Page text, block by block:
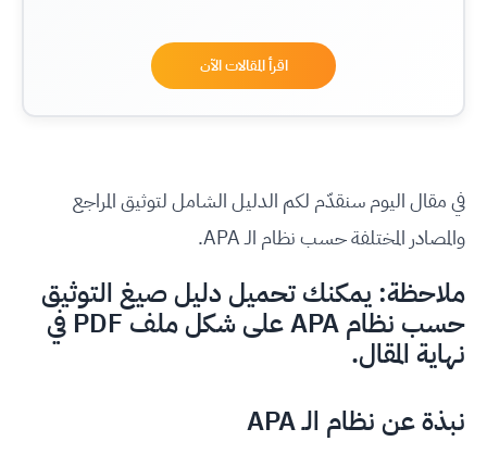
اقرأ المقالات الآن
في مقال اليوم سنقدّم لكم الدليل الشامل لتوثيق المراجع
والمصادر المختلفة حسب نظام الـ APA.
ملاحظة: يمكنك تحميل دليل صيغ التوثيق
حسب نظام APA على شكل ملف PDF في
نهاية المقال.
نبذة عن نظام الـ APA